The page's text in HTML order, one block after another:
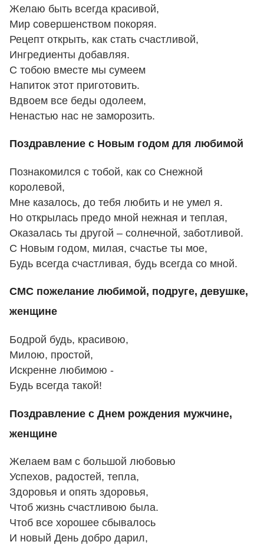
Желаю быть всегда красивой,
Мир совершенством покоряя.
Рецепт открыть, как стать счастливой,
Ингредиенты добавляя.
С тобою вместе мы сумеем
Напиток этот приготовить.
Вдвоем все беды одолеем,
Ненастью нас не заморозить.
Поздравление с Новым годом для любимой
Познакомился с тобой, как со Снежной
королевой,
Мне казалось, до тебя любить и не умел я.
Но открылась предо мной нежная и теплая,
Оказалась ты другой – солнечной, заботливой.
С Новым годом, милая, счастье ты мое,
Будь всегда счастливая, будь всегда со мной.
СМС пожелание любимой, подруге, девушке,
женщине
Бодрой будь, красивою,
Милою, простой,
Искренне любимою -
Будь всегда такой!
Поздравление с Днем рождения мужчине,
женщине
Желаем вам с большой любовью
Успехов, радостей, тепла,
Здоровья и опять здоровья,
Чтоб жизнь счастливою была.
Чтоб все хорошее сбывалось
И новый День добро дарил,